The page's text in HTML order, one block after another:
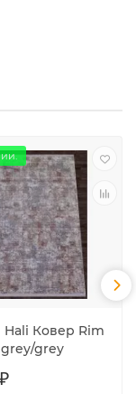
Hali Ковер Rim
grey/grey